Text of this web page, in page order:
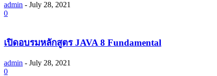
admin - July 28, 2021
0
เปิดอบรมหลักสูตร JAVA 8 Fundamental
admin - July 28, 2021
0